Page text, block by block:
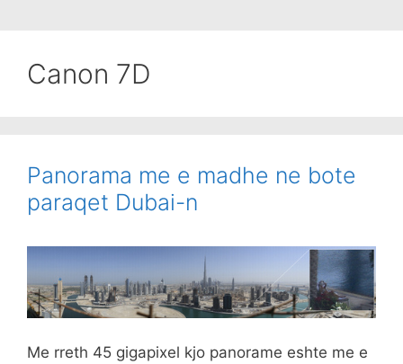
Canon 7D
Panorama me e madhe ne bote
paraqet Dubai-n
Me rreth 45 gigapixel kjo panorame eshte me e